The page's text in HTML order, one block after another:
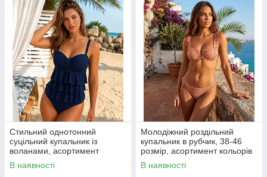
Стильний однотонний
суцільний купальник із
воланами, асортимент
кольорів
В наявності
Молодіжний роздільний
купальник в рубчик, 38-46
розмір, асортимент кольорів
В наявності